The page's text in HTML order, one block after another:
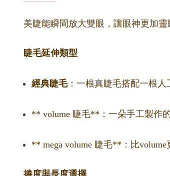
美睫能瞬間放大雙眼，讓眼神更加靈
睫毛延伸類型
經典睫毛：一根真睫毛搭配一根人
** volume 睫毛**：一朵手工製作
** mega volume 睫毛**：比